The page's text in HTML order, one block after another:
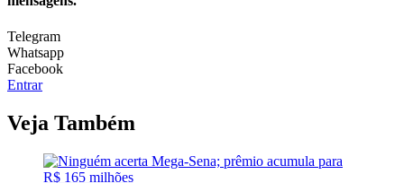
Telegram
Whatsapp
Facebook
Entrar
Veja Também